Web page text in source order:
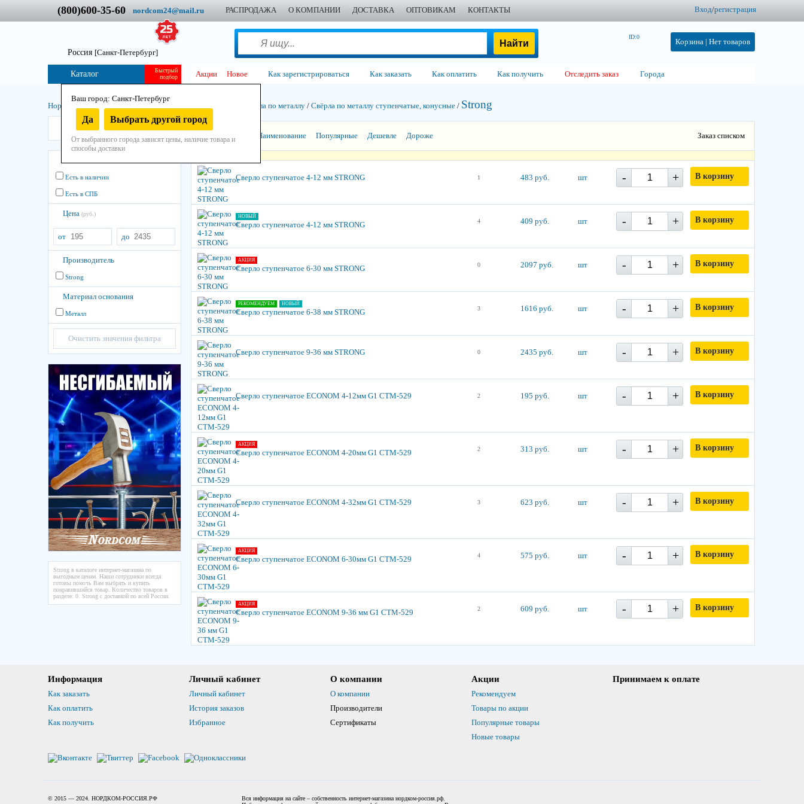
(800)600-35-60 nordcom24@mail.ru РАСПРОДАЖА О КОМПАНИИ ДОСТАВКА ОПТОВИКАМ КОНТАКТЫ Вход/регистрация
Россия [Санкт-Петербург]
Ваш город: Санкт-Петербург
Да Выбрать другой город
От выбранного города зависят цены, наличие товара и
способы доставки
Корзина | Нет товаров
ID:0
Быстрый
подбор
Каталог Акции Новое Как зарегистрироваться Как заказать Как оплатить Как получить Отследить заказ Города
Нордком Инструмент Остнастно-расходный Свёрла по металлу / Свёрла по металлу ступенчатые, конусные / Strong
Strong
Есть в наличии
Есть в СПБ
Цена (руб.)
от до
Производитель
Strong
Материал основания
Металл
Очистить значения фильтра
Strong в каталоге интернет-магазина по
выгодным ценам. Наши сотрудники всегда
готовы помочь Вам выбрать и купить
понравившийся товар. Количество товаров в
разделе: 0. Strong с доставкой по всей России.
Наименование Популярные Дешевле Дороже Заказ списком
Сверло ступенчатое 4-12 мм STRONG 1 483 руб. шт - + В корзину
НОВЫЙ
Сверло ступенчатое 4-12 мм STRONG 4 409 руб. шт - + В корзину
АКЦИЯ
Сверло ступенчатое 6-30 мм STRONG 0 2097 руб. шт - + В корзину
РЕКОМЕНДУЕМ НОВЫЙ
Сверло ступенчатое 6-38 мм STRONG 3 1616 руб. шт - + В корзину
Сверло ступенчатое 9-36 мм STRONG 0 2435 руб. шт - + В корзину
Сверло ступенчатое ECONOM 4-12мм G1 СТМ-529 2 195 руб. шт - + В корзину
АКЦИЯ
Сверло ступенчатое ECONOM 4-20мм G1 СТМ-529 2 313 руб. шт - + В корзину
Сверло ступенчатое ECONOM 4-32мм G1 СТМ-529 3 623 руб. шт - + В корзину
АКЦИЯ
Сверло ступенчатое ECONOM 6-30мм G1 СТМ-529 4 575 руб. шт - + В корзину
АКЦИЯ
Сверло ступенчатое ECONOM 9-36 мм G1 СТМ-529 2 609 руб. шт - + В корзину
Информация
Как заказать
Как оплатить
Как получить
Личный кабинет
Личный кабинет
История заказов
Избранное
О компании
О компании
Производители
Сертификаты
Акции
Рекомендуем
Товары по акции
Популярные товары
Новые товары
Принимаем к оплате
© 2015 — 2024. НОРДКОМ-РОССИЯ.РФ
Вся информация на сайте – собственность интернет-магазина нордком-россия.рф.